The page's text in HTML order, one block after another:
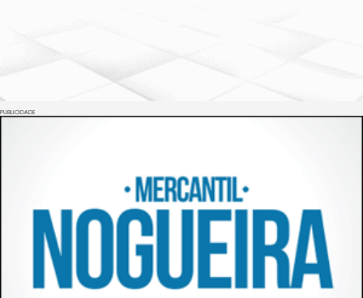
PUBLICIDADE